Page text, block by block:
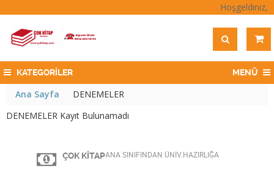
Hoşgeldiniz,
KATEGORİLER MENÜ
Ana Sayfa
DENEMELER
DENEMELER Kayıt Bulunamadı
ÇOK KİTAPANA SINIFINDAN ÜNİV.HAZIRLIĞA